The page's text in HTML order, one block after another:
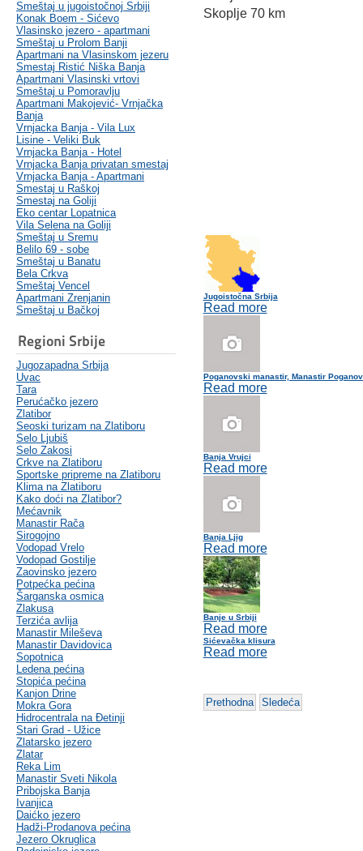
Smeštaj u jugoistočnoj Srbiji
Konak Boem - Sićevo
Vlasinsko jezero - apartmani
Smeštaj u Prolom Banji
Apartmani na Vlasinskom jezeru
Smestaj Ristić Niška Banja
Apartmani Vlasinski vrtovi
Smeštaj u Pomoravlju
Apartmani Makojević- Vrnjačka
Banja
Vrnjacka Banja - Vila Lux
Lisine - Veliki Buk
Vrnjacka Banja - Hotel
Vrnjacka Banja privatan smestaj
Vrnjacka Banja - Apartmani
Smestaj u Raškoj
Smestaj na Goliji
Eko centar Lopatnica
Vila Selena na Goliji
Smeštaj u Sremu
Belilo 69 - sobe
Smeštaj u Banatu
Bela Crkva
Smeštaj Vencel
Apartmani Zrenjanin
Smeštaj u Bačkoj
Regioni Srbije
Jugozapadna Srbija
Uvac
Tara
Perućačko jezero
Zlatibor
Seoski turizam na Zlatiboru
Selo Ljubiš
Selo Zakosi
Crkve na Zlatiboru
Sportske pripreme na Zlatiboru
Klima na Zlatiboru
Kako doći na Zlatibor?
Mećavnik
Manastir Rača
Sirogojno
Vodopad Vrelo
Vodopad Gostilje
Zaovinsko jezero
Potpećka pećina
Šarganska osmica
Zlakusa
Terzića avlija
Manastir Mileševa
Manastir Davidovica
Sopotnica
Ledena pećina
Stopića pećina
Kanjon Drine
Mokra Gora
Hidrocentrala na Đetinji
Stari Grad - Užice
Zlatarsko jezero
Zlatar
Reka Lim
Manastir Sveti Nikola
Pribojska Banja
Ivanjica
Daićko jezero
Hadži-Prodanova pećina
Jezero Okruglica
Skoplje 70 km
Jugoistočna Srbija
Read more
Poganovski manastir, Manastir
Read more
Banja Vrujci
Read more
Banja Ljig
Read more
Banje u Srbiji
Read more
Sićevačka klisura
Read more
Prethodna Sledeća